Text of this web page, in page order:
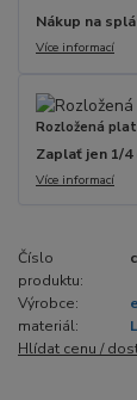
Nákup na
Více informací
Rozložená
Zaplať jen 1/
Více informací
Číslo
produktu:
Výrobce:
materiál:
Hlídat cenu /